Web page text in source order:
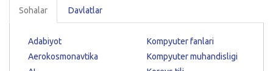
Sohalar Davlatlar
Adabiyot
Aerokosmonavtika
Kompyuter fanlari
Kompyuter muhandisligi